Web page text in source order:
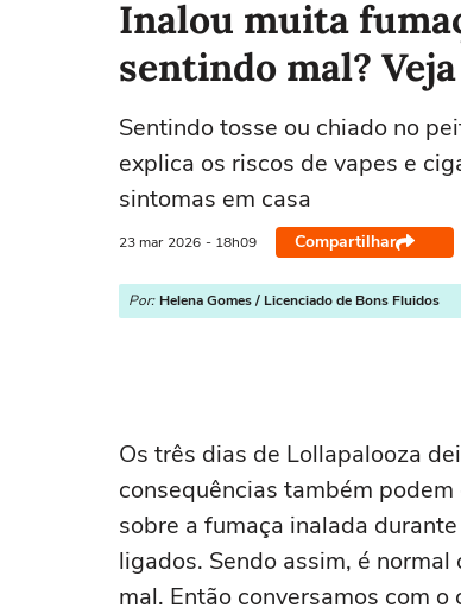
Inalou muita
sentindo mal?
Sentindo tosse ou chiado no
explica os riscos de vapes e
sintomas em casa
23 mar 2026 - 18h09 Compartilhar
Por: Helena Gomes / Licenciado de Bons Fluidos
Os três dias de Lollapalooza
consequências também
sobre a fumaça inalada
ligados. Sendo assim, é
mal. Então conversamos com